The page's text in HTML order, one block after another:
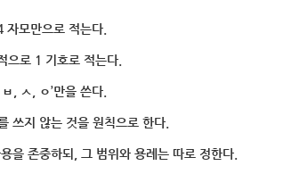
모만으로 적는다.
으로 1 기호로 적는다.
, ㅅ, ㅇ’만을 쓴다.
쓰지 않는 것을 원칙으로 한다.
을 존중하되, 그 범위와 용례는 따로 정한다.